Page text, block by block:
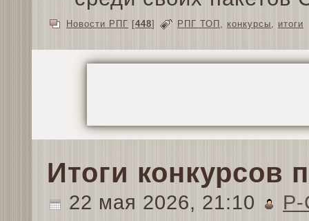
Новости РПГ [448] РПГ ТОП конкурсы итоги
Итоги конкурсов
22 мая 2026, 21:10